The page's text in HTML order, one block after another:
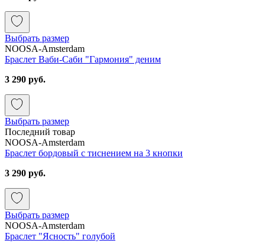
Выбрать размер
NOOSA-Amsterdam
Браслет Ваби-Саби "Гармония" деним
3 290 руб.
Выбрать размер
Последний товар
NOOSA-Amsterdam
Браслет бордовый с тиснением на 3 кнопки
3 290 руб.
Выбрать размер
NOOSA-Amsterdam
Браслет "Ясность" голубой